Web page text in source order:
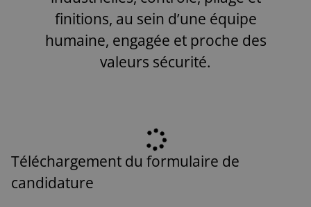
finitions, au sein d’une équipe
humaine, engagée et proche des
valeurs sécurité.
Téléchargement du formulaire de
candidature